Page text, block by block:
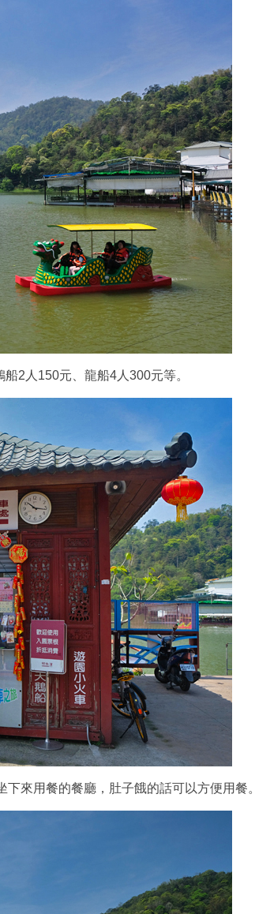
2人150元、龍船4人300元等。
來用餐的餐廳，肚子餓的話可以方便用餐。